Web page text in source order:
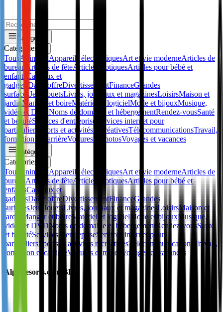
Catégories
Catégories
TousAnimauxAppareils électroniquesArt et vie moderneArticles de
bureau
Articles de fêteArticles érotiquesArticles pour bébé et
enfants
Cadeaux et
gadgets Daily offreDivertissementFinanceGrandes
surfacesJeux JouetsLivres, journaux et magazinesLoisirsMaison et
jardinManger et boireMatériel et logicielMode et bijouxMusique,
vidéo et DVDNoms de domaine et hébergementRendez-vousSanté
et beautéServices d'entreprise
Services internet pour
particuliers
Sports et activités récréativesTélécommunicationsTravail,
formation et carrièreVoitures et motosVoyages et vacances
Catégories
Catégories
Tous AnimauxAppareils électroniquesArt et vie moderneArticles de
bureauArticles de fêteArticles érotiquesArticles pour bébé et
enfantsCadeaux et
gadgetsDaily offreDivertissementFinanceGrandes
surfacesJeux JouetsLivres, journaux et magazinesLoisirsMaison et
jardin
Manger et boire Matériel et logicielMode et bijouxMusique,
vidéo et DVDNoms de domaine et hébergement Rendez-vousSanté
et beautéServices d'entrepriseServices internet pour
particuliersSports et activités récréativesTélécommunications Travail,
formation et carrièreVoitures et motos Voyages et vacances
Alps-resorts.com BE